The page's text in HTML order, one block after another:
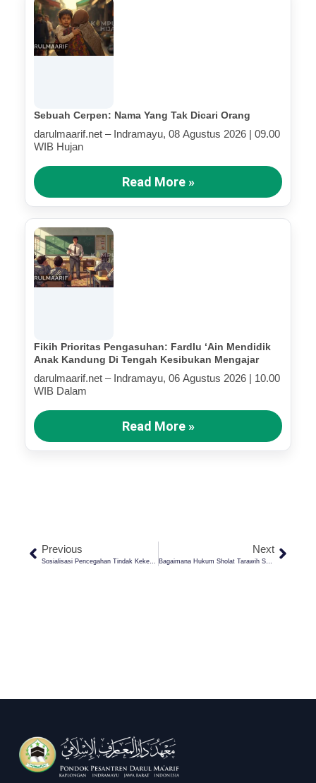
Sebuah Cerpen: Nama Yang Tak Dicari Orang
darulmaarif.net – Indramayu, 08 Agustus 2026 | 09.00
WIB Hujan
Read More »
Fikih Prioritas Pengasuhan: Fardlu ‘Ain Mendidik
Anak Kandung Di Tengah Kesibukan Mengajar
darulmaarif.net – Indramayu, 06 Agustus 2026 | 10.00
WIB Dalam
Read More »
Previous Next
Bagaimana Hukum Sholat Tarawih Sebelum Ada Itsbat Pemerintah?